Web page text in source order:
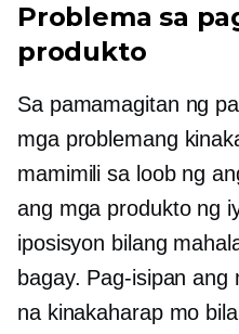
Problema sa
produkto
Sa pamamagitan ng
mga problemang
mamimili sa loob ng
ang mga produkto ng
iposisyon bilang
bagay. Pag-isipan
na kinakaharap mo